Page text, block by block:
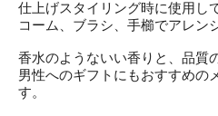
仕上げスタイリング時に使用し
コーム、ブラシ、手櫛でアレン
香水のようないい香りと、品質
男性へのギフトにもおすすめの
す。